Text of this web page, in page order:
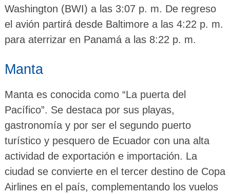
Washington (BWI) a las 3:07 p. m. De regreso
el avión partirá desde Baltimore a las 4:22 p. m.
para aterrizar en Panamá a las 8:22 p. m.
Manta
Manta es conocida como “La puerta del
Pacífico”. Se destaca por sus playas,
gastronomía y por ser el segundo puerto
turístico y pesquero de Ecuador con una alta
actividad de exportación e importación. La
ciudad se convierte en el tercer destino de Copa
Airlines en el país, complementando los vuelos